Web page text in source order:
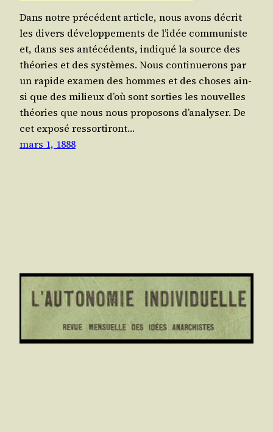
Dans notre pré­cé­dent article, nous avons décrit
les divers déve­lop­pe­ments de l’i­dée com­mu­niste
et, dans ses anté­cé­dents, indi­qué la source des
théo­ries et des sys­tèmes. Nous conti­nue­rons par
un rapide exa­men des hommes et des choses ain­
si que des milieux d’où sont sor­ties les nou­velles
théo­ries que nous nous pro­po­sons d’a­na­ly­ser. De
cet expo­sé res­sor­ti­ront…
mars 1, 1888